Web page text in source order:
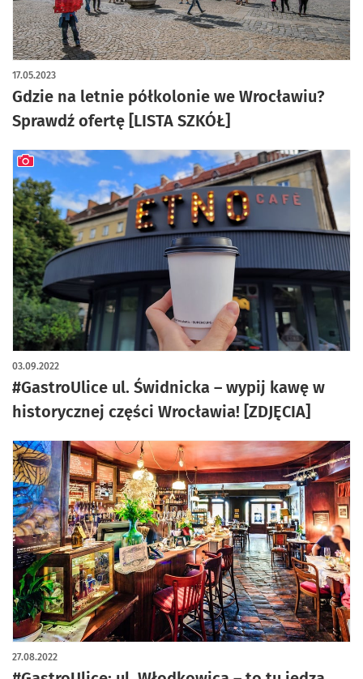
Gdzie na letnie półkolonie we Wrocławiu?
Sprawdź ofertę [LISTA SZKÓŁ]
17.05.2023
#GastroUlice ul. Świdnicka – wypij kawę w
historycznej części Wrocławia! [ZDJĘCIA]
03.09.2022
artykuł z galerią zdjęć
27.08.2022